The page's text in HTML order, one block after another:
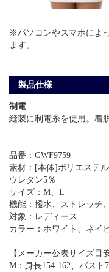
※パソコンやスマホによ
ます。
製品仕様
制電
縫製に制電糸を使用。着
品番：GWF9759
素材：[本体]ポリエステ
ウレタン5％
サイズ：M、L
機能：撥水、ストレッチ
対象：レディース
カラー：ホワイト、ネイ
【メーカー公表サイズ目
M：身長154-162、バスト